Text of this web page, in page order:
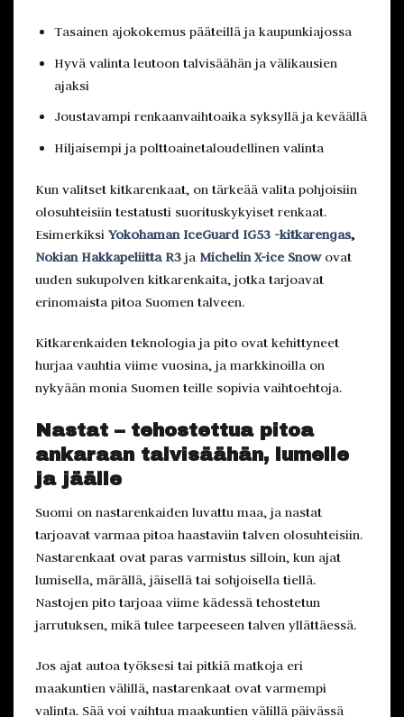
Tasainen ajokokemus pääteillä ja kaupunkiajossa
Hyvä valinta leutoon talvisäähän ja välikausien
ajaksi
Joustavampi renkaanvaihtoaika syksyllä ja keväällä
Hiljaisempi ja polttoainetaloudellinen valinta
Kun valitset kitkarenkaat, on tärkeää valita pohjoisiin
olosuhteisiin testatusti suorituskykyiset renkaat.
Esimerkiksi Yokohaman IceGuard IG53 -kitkarengas,
Nokian Hakkapeliitta R3 ja Michelin X-ice Snowovat
uuden sukupolven kitkarenkaita, jotka tarjoavat
erinomaista pitoa Suomen talveen.
Kitkarenkaiden teknologia ja pito ovat kehittyneet
hurjaa vauhtia viime vuosina, ja markkinoilla on
nykyään monia Suomen teille sopivia vaihtoehtoja.
Nastat – tehostettua pitoa
ankaraan talvisäähän, lumelle
ja jäälle
Suomi on nastarenkaiden luvattu maa, ja nastat
tarjoavat varmaa pitoa haastaviin talven olosuhteisiin.
Nastarenkaat ovat paras varmistus silloin, kun ajat
lumisella, märällä, jäisellä tai sohjoisella tiellä.
Nastojen pito tarjoaa viime kädessä tehostetun
jarrutuksen, mikä tulee tarpeeseen talven yllättäessä.
Jos ajat autoa työksesi tai pitkiä matkoja eri
maakuntien välillä, nastarenkaat ovat varmempi
valinta. Sää voi vaihtua maakuntien välillä päivässä